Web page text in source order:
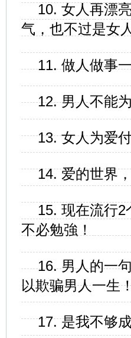
10. 女人再漂
气，也不过是女
11. 做人做事
12. 男人不能
13. 女人为爱
14. 爱的世界
15. 现在流行
不必勉強！
16. 男人的一
以欺骗男人一生
17. 是我不够